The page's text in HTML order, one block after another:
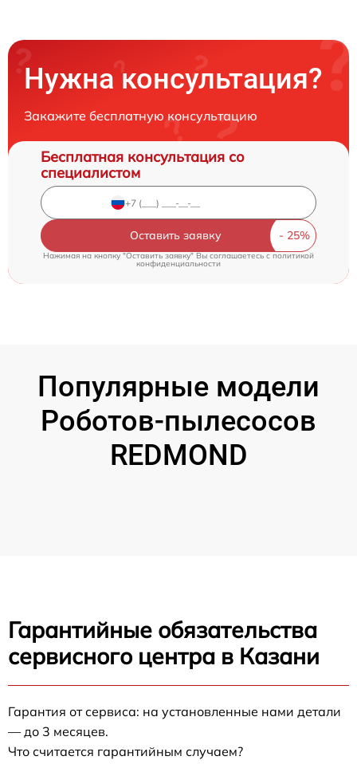
Нужна консультация?
Закажите бесплатную консультацию
Бесплатная консультация со
специалистом
Оставить заявку
Нажимая на кнопку "Оставить заявку" Вы соглашаетесь c политикой
конфиденциальности
Популярные модели
Роботов-пылесосов
REDMOND
Гарантийные обязательства
сервисного центра в Казани
Гарантия от сервиса: на установленные нами детали
— до 3 месяцев.
Что считается гарантийным случаем?